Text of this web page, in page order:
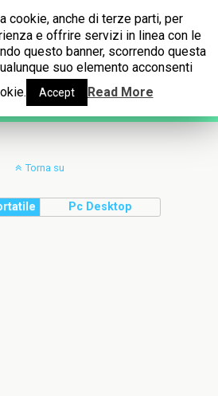
Amicizia InBlù
›Radio Sera
Torna su
Pc Desktop
cookie, anche di terze parti, per
e offrire servizi in linea con le
questo banner, scorrendo questa
suo elemento acconsenti
Accept Read More